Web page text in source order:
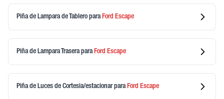
Piña de Lampara de Tablero para Ford Escape
Piña de Lampara Traserapara Ford Escape
Piña de Luces de Cortesia/estacionarpara Ford Escape